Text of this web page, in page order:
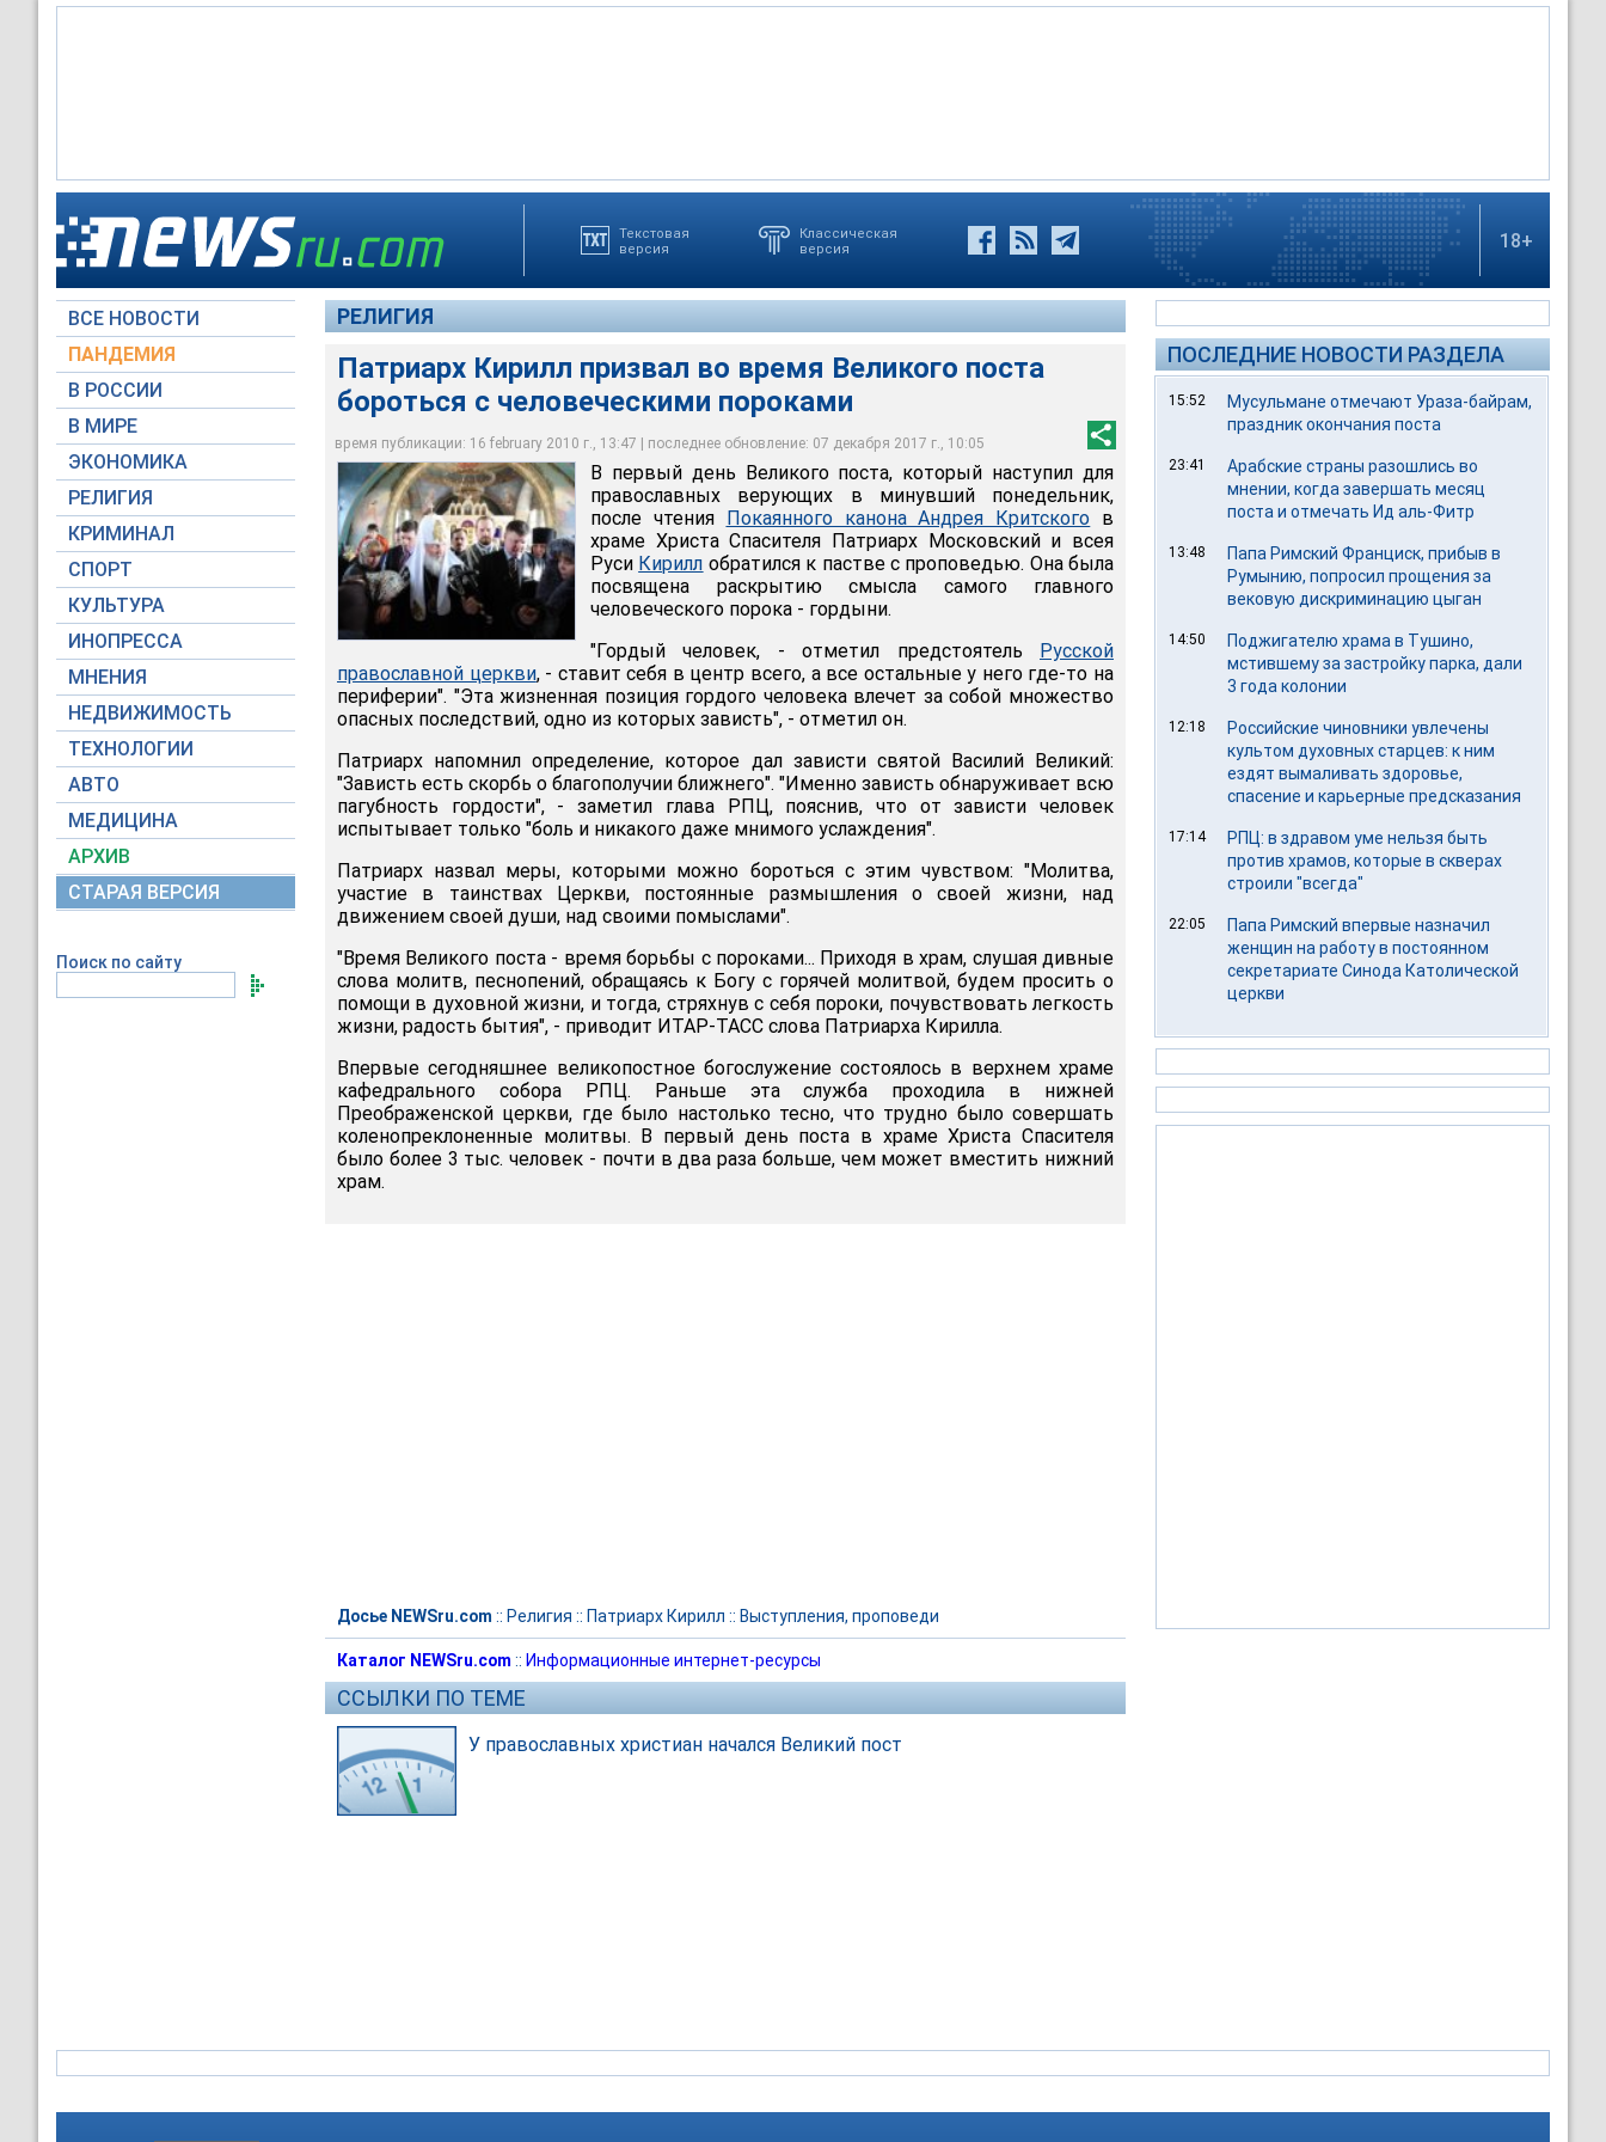
Текстовая
версия
Классическая
версия
18+
ВСЕ НОВОСТИ
ПАНДЕМИЯ
В РОССИИ
В МИРЕ
ЭКОНОМИКА
РЕЛИГИЯ
КРИМИНАЛ
СПОРТ
КУЛЬТУРА
ИНОПРЕССА
МНЕНИЯ
НЕДВИЖИМОСТЬ
ТЕХНОЛОГИИ
АВТО
МЕДИЦИНА
АРХИВ
СТАРАЯ ВЕРСИЯ
Поиск по сайту
РЕЛИГИЯ
Патриарх Кирилл призвал во время Великого поста
бороться с человеческими пороками
время публикации: 16 february 2010 г., 13:47 | последнее обновление: 07 декабря 2017 г., 10:05
Патриарх Кирилл призвал во время Великого поста бороться с человеческими
пороками
patriarchia.ru
В первый день Великого поста, который наступил для
православных верующих в минувший понедельник,
после чтения Покаянного канона Андрея Критского в
храме Христа Спасителя Патриарх Московский и всея
Руси Кирилл обратился к пастве с проповедью. Она была
посвящена раскрытию смысла самого главного
человеческого порока - гордыни.
"Гордый человек, - отметил предстоятель Русской
православной церкви, - ставит себя в центр всего, а все остальные у него где-то на
периферии". "Эта жизненная позиция гордого человека влечет за собой множество
опасных последствий, одно из которых зависть", - отметил он.
Патриарх напомнил определение, которое дал зависти святой Василий Великий:
"Зависть есть скорбь о благополучии ближнего". "Именно зависть обнаруживает всю
пагубность гордости", - заметил глава РПЦ, пояснив, что от зависти человек
испытывает только "боль и никакого даже мнимого услаждения".
Патриарх назвал меры, которыми можно бороться с этим чувством: "Молитва,
участие в таинствах Церкви, постоянные размышления о своей жизни, над
движением своей души, над своими помыслами".
"Время Великого поста - время борьбы с пороками... Приходя в храм, слушая дивные
слова молитв, песнопений, обращаясь к Богу с горячей молитвой, будем просить о
помощи в духовной жизни, и тогда, стряхнув с себя пороки, почувствовать легкость
жизни, радость бытия", - приводит ИТАР-ТАСС слова Патриарха Кирилла.
Впервые сегодняшнее великопостное богослужение состоялось в верхнем храме
кафедрального собора РПЦ. Раньше эта служба проходила в нижней
Преображенской церкви, где было настолько тесно, что трудно было совершать
коленопреклоненные молитвы. В первый день поста в храме Христа Спасителя
было более 3 тыс. человек - почти в два раза больше, чем может вместить нижний
храм.
Досье NEWSru.com :: Религия :: Патриарх Кирилл :: Выступления, проповеди
Каталог NEWSru.com :: Информационные интернет-ресурсы
ССЫЛКИ ПО ТЕМЕ
У православных христиан начался Великий пост
ПОСЛЕДНИЕ НОВОСТИ РАЗДЕЛА
15:52
Мусульмане отмечают Ураза-байрам,
праздник окончания поста
23:41
Арабские страны разошлись во
мнении, когда завершать месяц
поста и отмечать Ид аль-Фитр
13:48
Папа Римский Франциск, прибыв в
Румынию, попросил прощения за
вековую дискриминацию цыган
14:50
Поджигателю храма в Тушино,
мстившему за застройку парка, дали
3 года колонии
12:18
Российские чиновники увлечены
культом духовных старцев: к ним
ездят вымаливать здоровье,
спасение и карьерные предсказания
17:14
РПЦ: в здравом уме нельзя быть
против храмов, которые в скверах
строили "всегда"
22:05
Папа Римский впервые назначил
женщин на работу в постоянном
секретариате Синода Католической
церкви